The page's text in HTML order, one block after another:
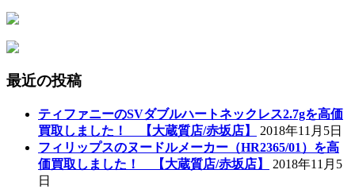
最近の投稿
ティファニーのSVダブルハートネックレス2.7gを高価
買取しました！ 【大蔵質店/赤坂店】
2018年11月5日
フィリップスのヌードルメーカー（HR2365/01）を高
価買取しました！ 【大蔵質店/赤坂店】
2018年11月5
日